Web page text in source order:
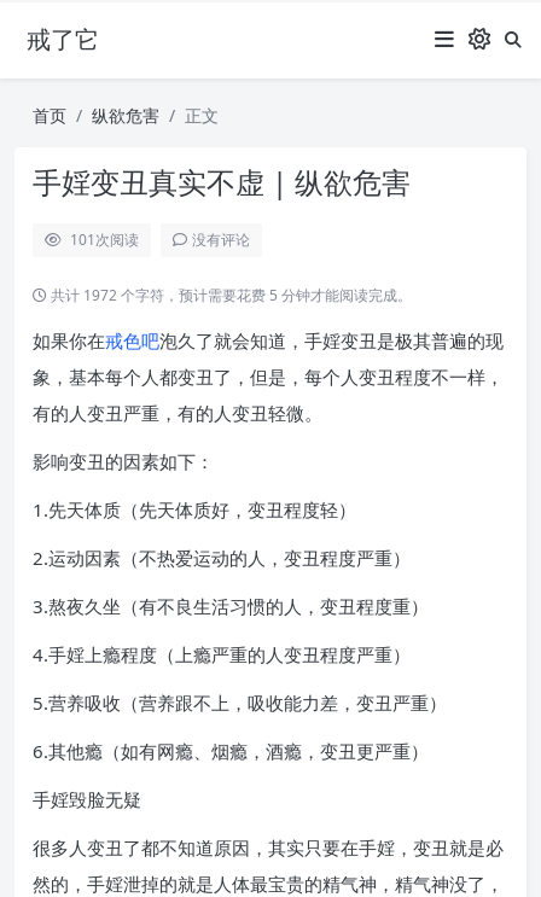
戒了它
首页 纵欲危害 正文
手婬变丑真实不虚 | 纵欲危害
101次阅读 没有评论
共计 1972 个字符，预计需要花费 5 分钟才能阅读完成。
如果你在戒色吧泡久了就会知道，手婬变丑是极其普遍的现
象，基本每个人都变丑了，但是，每个人变丑程度不一样，
有的人变丑严重，有的人变丑轻微。
影响变丑的因素如下：
1.先天体质（先天体质好，变丑程度轻）
2.运动因素（不热爱运动的人，变丑程度严重）
3.熬夜久坐（有不良生活习惯的人，变丑程度重）
4.手婬上瘾程度（上瘾严重的人变丑程度严重）
5.营养吸收（营养跟不上，吸收能力差，变丑严重）
6.其他瘾（如有网瘾、烟瘾，酒瘾，变丑更严重）
手婬毁脸无疑
很多人变丑了都不知道原因，其实只要在手婬，变丑就是必
然的，手婬泄掉的就是人体最宝贵的精气神，精气神没了，